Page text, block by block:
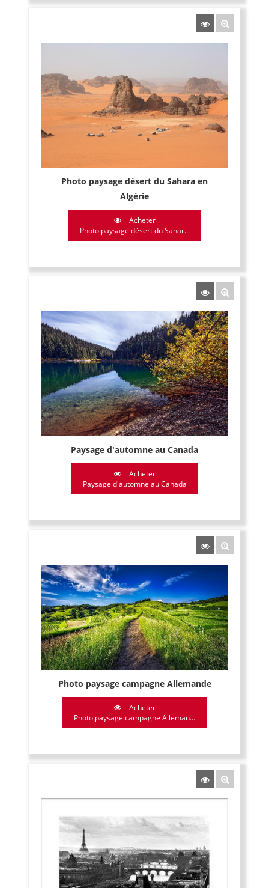
Photo paysage désert du Sahara en
Algérie
Acheter
Photo paysage désert du Sahar...
Paysage d'automne au Canada
Acheter
Paysage d'automne au Canada
Photo paysage campagne Allemande
Acheter
Photo paysage campagne Alleman...